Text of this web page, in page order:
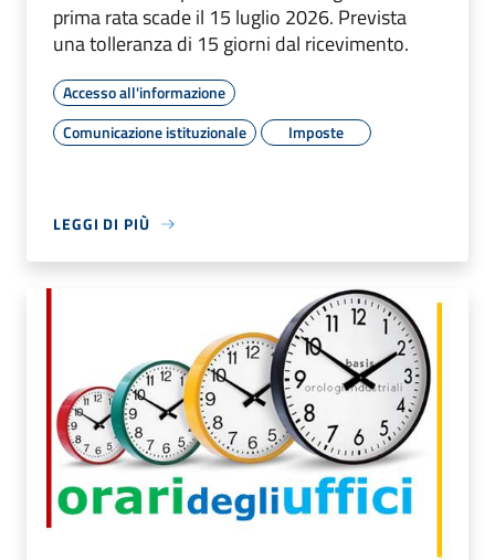
prima rata scade il 15 luglio 2026. Prevista
una tolleranza di 15 giorni dal ricevimento.
Accesso all'informazione
Comunicazione istituzionale
Imposte
LEGGI DI PIÙ